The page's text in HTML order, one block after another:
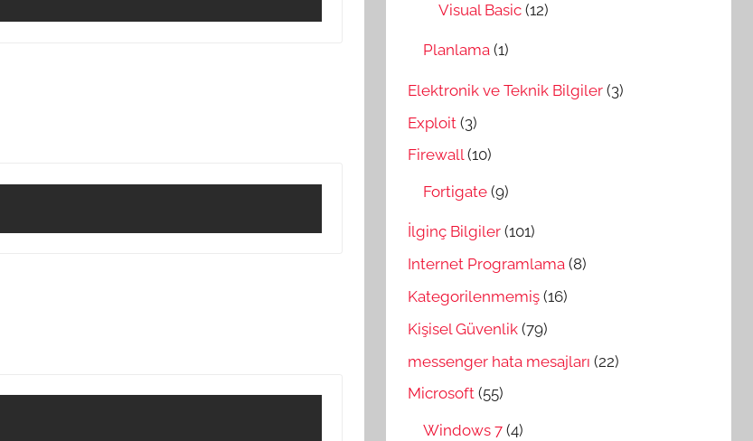
Visual Basic (12)
Planlama (1)
Elektronik ve Teknik Bilgiler (3)
Exploit (3)
Firewall(10)
Fortigate (9)
İlginç Bilgiler (101)
Internet Programlama (8)
Kategorilenmemiş (16)
Kişisel Güvenlik (79)
messenger hata mesajları (22)
Microsoft (55)
Windows 7 (4)